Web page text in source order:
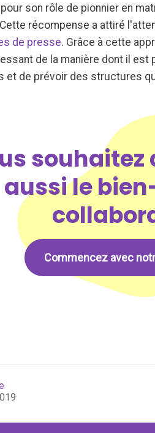
pour son rôle de pionnier en
récompense a attiré
de presse. Grâce à cette
de la manière dont il
et de prévoir des structures
aussi le
Commencez avec